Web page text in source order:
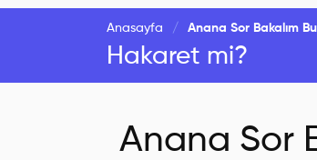
Anasayfa Anana Sor Bakalım
Hakaret mi?
Anana Sor